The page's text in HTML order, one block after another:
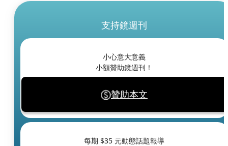
支持鏡週刊
小心意大意義
小額贊助鏡週刊！
贊助本文
每期 $35 元動態話題報導